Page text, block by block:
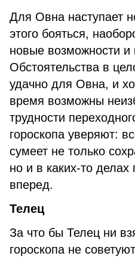
Для Овна наступает
этого бояться,
новые возможности и
Обстоятельства в
удачно для Овна, и
время возможны
трудности
гороскопа уверяют:
сумеет не только
но и в каких-то делах
вперед.
Телец
За что бы Телец ни
гороскопа не